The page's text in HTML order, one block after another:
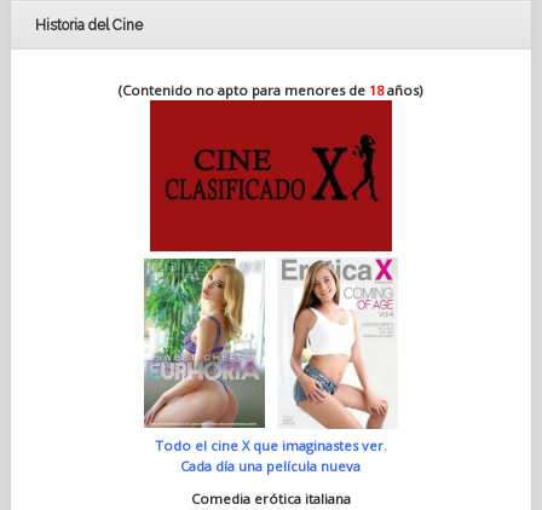
Historia del Cine
(Contenido no apto para menores de 18años)
Todo el cine X que imaginastes ver.
Cada día una película nueva
Comedia erótica italiana